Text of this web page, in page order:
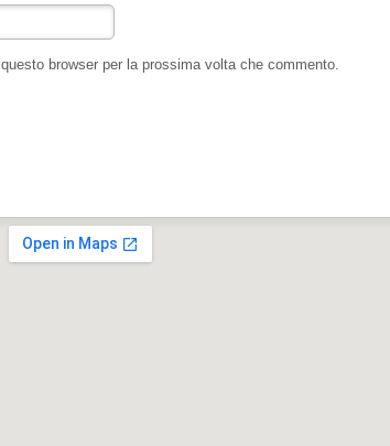
browser per la prossima volta che commento.